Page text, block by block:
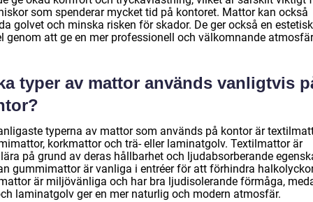
som spenderar mycket tid på kontoret. Mattor kan också
golvet och minska risken för skador. De ger också en estetisk
genom att ge en mer professionell och välkomnande
typer av mattor används vanligtvis
typerna av mattor som används på kontor är
korkmattor och trä- eller laminatgolv. Textilmattor är
på grund av deras hållbarhet och ljudabsorberande
gummimattor är vanliga i entréer för att förhindra
är miljövänliga och har bra ljudisolerande förmåga,
laminatgolv ger en mer naturlig och modern atmosfär.